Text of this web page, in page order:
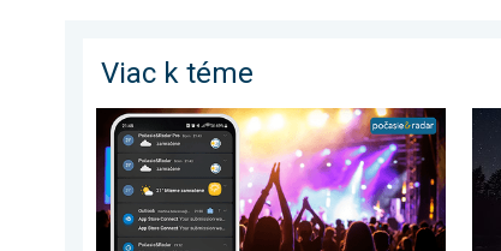
Viac k téme
Sledujeme pre vás počasie tam kde ste vy.